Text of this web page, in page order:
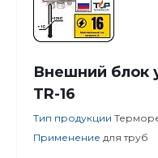
Внешний блок
TR-16
Тип продукции
Применение для труб